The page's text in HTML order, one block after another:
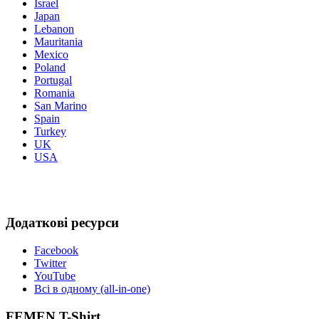
Israel
Japan
Lebanon
Mauritania
Mexico
Poland
Portugal
Romania
San Marino
Spain
Turkey
UK
USA
Додаткові ресурси
Facebook
Twitter
YouTube
Всі в одному (all-in-one)